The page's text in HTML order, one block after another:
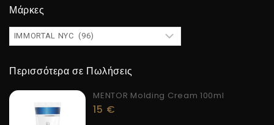
Μάρκες
Περισσότερα σε Πωλήσεις
MENTOR Molding Cream 100ml
15 €